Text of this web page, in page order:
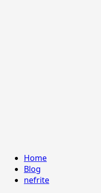
Home
Blog
nefrite